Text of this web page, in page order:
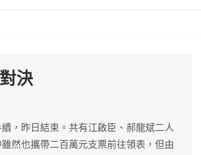
決
，昨日結束。共有江啟臣、郝龍斌二人
然也攜帶二百萬元支票前往領表，但由